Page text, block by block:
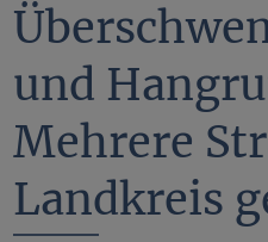
und
Mehrere
Landkreis